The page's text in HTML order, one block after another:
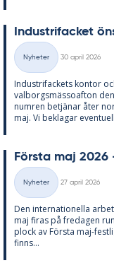
In­du­stri­fac­ket
Kategorier
Nyheter
30 april 2026
In­du­stri­fac­kets kon­tor
val­borgs­mäs­so­af­ton
num­ren be­tjä­nar åter
maj. Vi be­kla­gar
Förs­ta maj
Kategorier
Nyheter
27 april 2026
Den in­ter­na­tio­nel­la
maj fi­ras på fre­da­gen
plock av Förs­ta maj-
fin­ns...